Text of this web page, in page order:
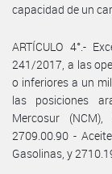
capacidad de un
ARTÍCULO 4°.-
241/2017, a las
o inferiores a un
las posiciones
Mercosur
2709.00.90 -
Gasolinas, y